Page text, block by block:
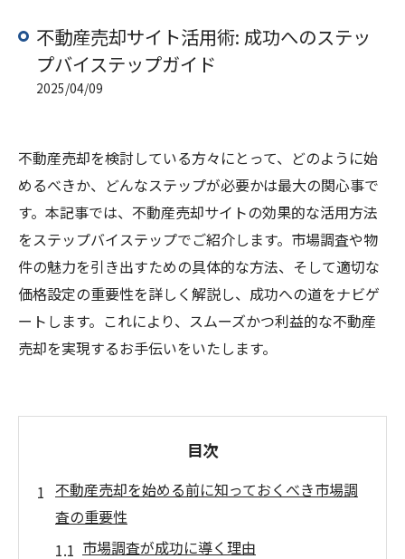
不動産売却サイト活用術: 成功へのステッ
プバイステップガイド
2025/04/09
不動産売却を検討している方々にとって、どのように始
めるべきか、どんなステップが必要かは最大の関心事で
す。本記事では、不動産売却サイトの効果的な活用方法
をステップバイステップでご紹介します。市場調査や物
件の魅力を引き出すための具体的な方法、そして適切な
価格設定の重要性を詳しく解説し、成功への道をナビゲ
ートします。これにより、スムーズかつ利益的な不動産
売却を実現するお手伝いをいたします。
目次
不動産売却を始める前に知っておくべき市場調
査の重要性
市場調査が成功に導く理由